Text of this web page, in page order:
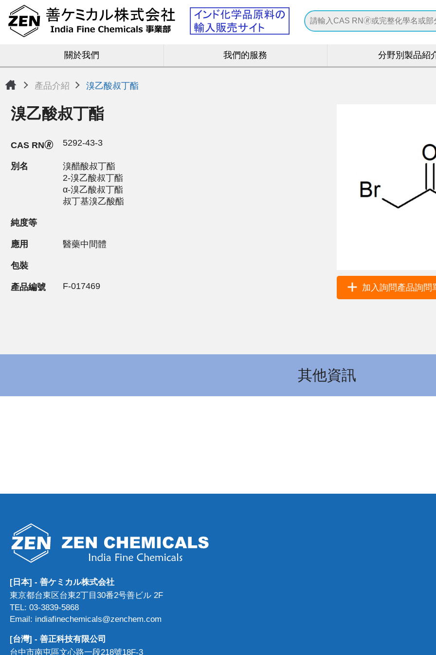
關於我們 我們的服務 分野別製品紹
產品介紹 溴乙酸叔丁酯
加入詢問產品詢問
溴乙酸叔丁酯
CAS RN🄬 5292-43-3
別名
溴醋酸叔丁酯
2-溴乙酸叔丁酯
α-溴乙酸叔丁酯
叔丁基溴乙酸酯
純度等
應用 醫藥中間體
包裝
產品編號 F-017469
其他資訊
[日本] - 善ケミカル株式会社
東京都台東区台東2丁目30番2号善ビル 2F
TEL: 03-3839-5868
Email: indiafinechemicals@zenchem.com
[台灣] - 善正科技有限公司
台中市南屯區文心路一段218號18F-3